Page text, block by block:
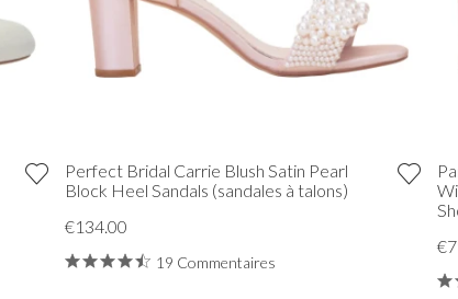
Perfect Bridal Carrie Blush Satin Pearl
Block Heel Sandals (sandales à talons)
€134.00
19 Commentaires